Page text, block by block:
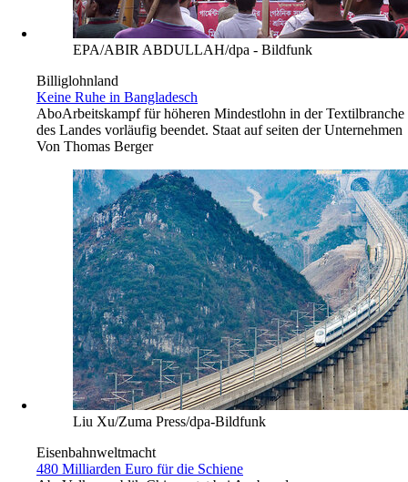
EPA/ABIR ABDULLAH/dpa - Bildfunk
Billiglohnland
Keine Ruhe in Bangladesch
AboArbeitskampf für höheren Mindestlohn in der Textilbranche
des Landes vorläufig beendet. Staat auf seiten der Unternehmen
Von Thomas Berger
Liu Xu/Zuma Press/dpa-Bildfunk
Eisenbahnweltmacht
480 Milliarden Euro für die Schiene